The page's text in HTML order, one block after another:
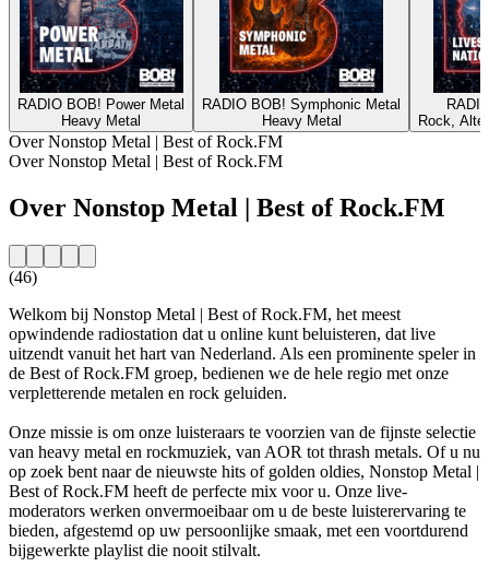
RADIO BOB! Power Metal
Heavy Metal
RADIO BOB! Symphonic Metal
Heavy Metal
Rock,
Over Nonstop Metal | Best of Rock.FM
Over Nonstop Metal | Best of Rock.FM
Over Nonstop Metal | Best of Rock.FM
(46)
Welkom bij Nonstop Metal | Best of Rock.FM, het meest
opwindende radiostation dat u online kunt beluisteren, dat live
uitzendt vanuit het hart van Nederland. Als een prominente speler in
de Best of Rock.FM groep, bedienen we de hele regio met onze
verpletterende metalen en rock geluiden.
Onze missie is om onze luisteraars te voorzien van de fijnste selectie
van heavy metal en rockmuziek, van AOR tot thrash metals. Of u nu
op zoek bent naar de nieuwste hits of golden oldies, Nonstop Metal |
Best of Rock.FM heeft de perfecte mix voor u. Onze live-
moderators werken onvermoeibaar om u de beste luisterervaring te
bieden, afgestemd op uw persoonlijke smaak, met een voortdurend
bijgewerkte playlist die nooit stilvalt.